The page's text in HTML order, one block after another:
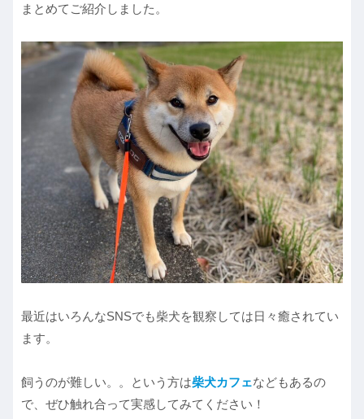
まとめてご紹介しました。
最近はいろんなSNSでも柴犬を観察しては日々癒されてい
ます。
飼うのが難しい。。という方は柴犬カフェなどもあるの
で、ぜひ触れ合って実感してみてください！